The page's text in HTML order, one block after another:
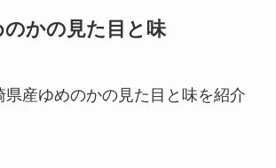
かの見た目と味
県産ゆめのかの見た目と味を紹介